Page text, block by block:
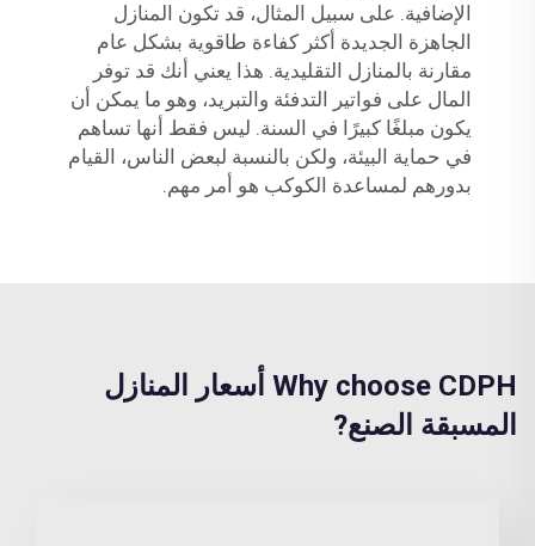
الإضافية. على سبيل المثال، قد تكون المنازل
الجاهزة الجديدة أكثر كفاءة طاقوية بشكل عام
مقارنة بالمنازل التقليدية. هذا يعني أنك قد توفر
المال على فواتير التدفئة والتبريد، وهو ما يمكن أن
يكون مبلغًا كبيرًا في السنة. ليس فقط أنها تساهم
في حماية البيئة، ولكن بالنسبة لبعض الناس، القيام
بدورهم لمساعدة الكوكب هو أمر مهم.
Why choose CDPH أسعار المنازل
المسبقة الصنع?